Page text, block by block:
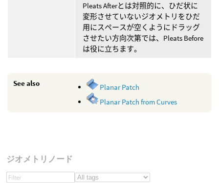
Pleats Afterとは対照的に、ひだ状に
変形させていないジオメトリをひだ
用にスペースが空くようにドラッグ
させたい方向次第では、Pleats Before
は役に立ちます。
See also
Planar Patch
Planar Patch from Curves
ジオメトリノード